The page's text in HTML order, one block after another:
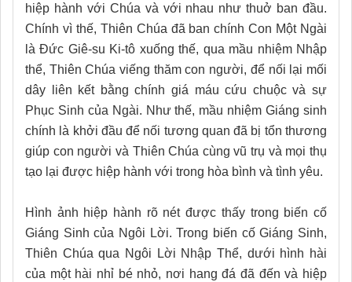
hiệp hành với Chúa và với nhau như thuở ban đầu.
Chính vì thế, Thiên Chúa đã ban chính Con Một Ngài
là Đức Giê-su Ki-tô xuống thế, qua mầu nhiệm Nhập
thể, Thiên Chúa viếng thăm con người, để nối lại mối
dây liên kết bằng chính giá máu cứu chuộc và sự
Phục Sinh của Ngài. Như thế, mầu nhiệm Giáng sinh
chính là khởi đầu để nối tương quan đã bị tổn thương
giúp con người và Thiên Chúa cùng vũ trụ và mọi thụ
tạo lại được hiệp hành với trong hòa bình và tình yêu.
Hình ảnh hiệp hành rõ nét được thấy trong biến cố
Giáng Sinh của Ngôi Lời. Trong biến cố Giáng Sinh,
Thiên Chúa qua Ngôi Lời Nhập Thể, dưới hình hài
của một hài nhỉ bé nhỏ, nơi hang đá đã đến và hiệp